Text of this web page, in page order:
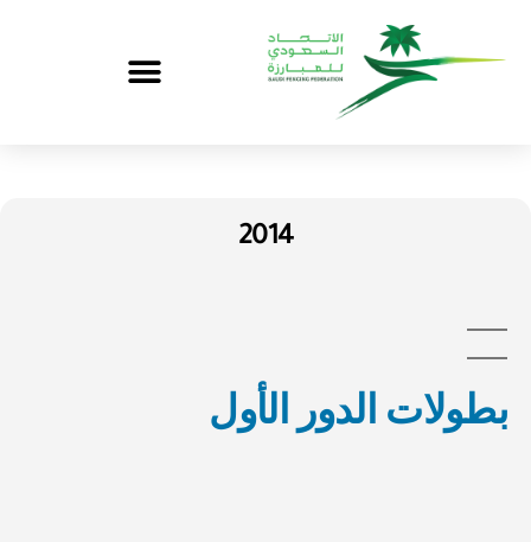
2014
بطولات الدور الأول